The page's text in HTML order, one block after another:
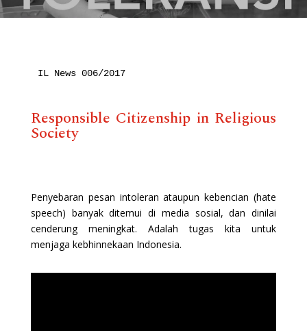
IL News 006/2017
Responsible Citizenship in Religious
Society
Penyebaran pesan intoleran ataupun kebencian (hate
speech) banyak ditemui di media sosial, dan dinilai
cenderung meningkat. Adalah tugas kita untuk
menjaga kebhinnekaan Indonesia.